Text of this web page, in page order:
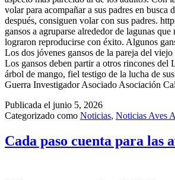
volar para acompañar a sus padres en
después, consiguen volar con sus padres.
gansos a agruparse alrededor de lagunas
lograron reproducirse con éxito. Algunos
Los dos jóvenes gansos de la pareja del
Los gansos deben partir a otros rincones
árbol de mango, fiel testigo de la lucha de
Guerra Investigador Asociado Asociación
Publicada el junio 5, 2026
Categorizado como Noticias, Noticias Aves
Cada paso cuenta para las